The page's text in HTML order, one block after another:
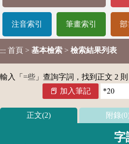
注音索引 筆畫索引 部
::: 首頁 > 基本檢索 > 檢索結果列表
輸入「 =些 」查詢字詞，找到正文 2
加入筆記
正文(2) 附錄
字